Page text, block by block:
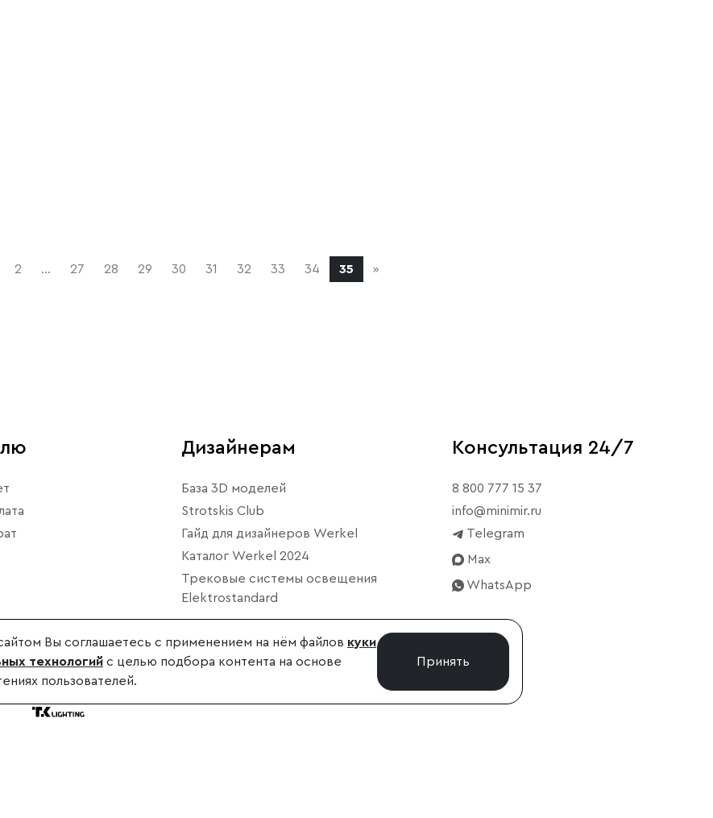
2 ... 27 28 29 30 31 32 33 34 35 »
Дизайнерам
База 3D моделей
Strotskis Club
Гайд для дизайнеров Werkel
Каталог Werkel 2024
Трековые системы освещения
Elektrostandard
Консультация 24/7
8 800 777 15 37
info@minimir.ru
Telegram
Max
WhatsApp
Вы соглашаетесь с применением на нём файлов куки
технологий с целью подбора контента на основе
пользователей.
Принять